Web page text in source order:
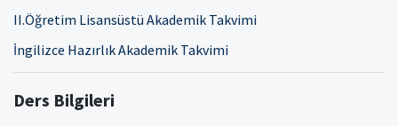
II.Öğretim Lisansüstü Akademik Takvimi
İngilizce Hazırlık Akademik Takvimi
Ders Bilgileri